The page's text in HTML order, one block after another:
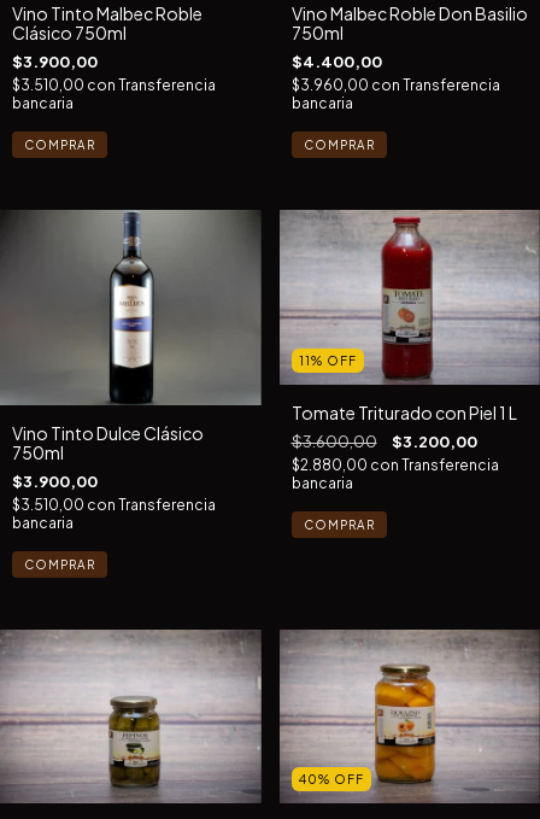
Vino Tinto Malbec Roble
Clásico 750ml
$3.900,00
$3.510,00 con Transferencia
bancaria
Vino Malbec Roble Don Basilio
750ml
$4.400,00
$3.960,00 con Transferencia
bancaria
Vino Tinto Dulce Clásico
750ml
$3.900,00
$3.510,00 con Transferencia
bancaria
11% OFF
Tomate Triturado con Piel 1 L
$3.600,00 $3.200,00
$2.880,00 con Transferencia
bancaria
40% OFF